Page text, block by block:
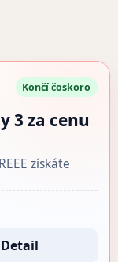
Končí čoskoro
3 za cenu
získáte
Detail